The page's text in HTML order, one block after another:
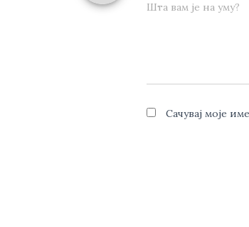
Шта вам је на уму?
Сачувај моје